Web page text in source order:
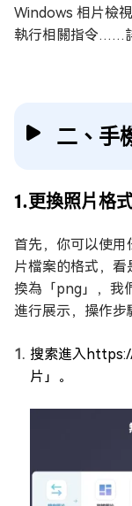
Windows 相片檢
執行相關指令……
二、手
1.更換照片格
首先，你可以使
片檔案的格式，看
換為「png」，我
進行展示，操作步
搜索進入
片」。